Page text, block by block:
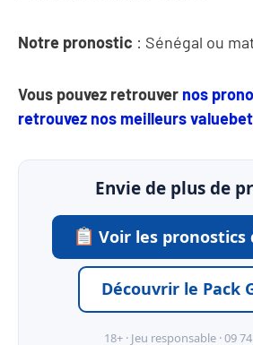
Notre pronostic : Sénégal ou
Vous pouvez retrouver nos
retrouvez nos meilleurs valuebet
Envie de plus de
Voir les
Découvrir le Pack
18+ · Jeu responsable · 09